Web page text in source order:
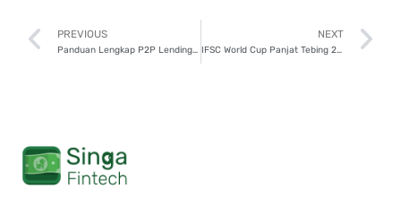
Prev
PREVIOUS
Panduan Lengkap P2P Lending, Investor Pemula Wajib Tahu!
NEXT
IFSC World Cup Panjat Tebing 2025 di Bali, Yuk Dukung Atlet Indonesia!